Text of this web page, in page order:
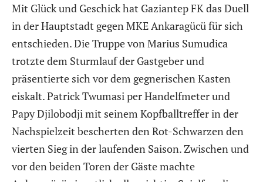
Mit Glück und Geschick hat Gaziantep FK das Duell
in der Hauptstadt gegen MKE Ankaragücü für sich
entschieden. Die Truppe von Marius Sumudica
trotzte dem Sturmlauf der Gastgeber und
präsentierte sich vor dem gegnerischen Kasten
eiskalt. Patrick Twumasi per Handelfmeter und
Papy Djilobodji mit seinem Kopfballtreffer in der
Nachspielzeit bescherten den Rot-Schwarzen den
vierten Sieg in der laufenden Saison. Zwischen und
vor den beiden Toren der Gäste machte